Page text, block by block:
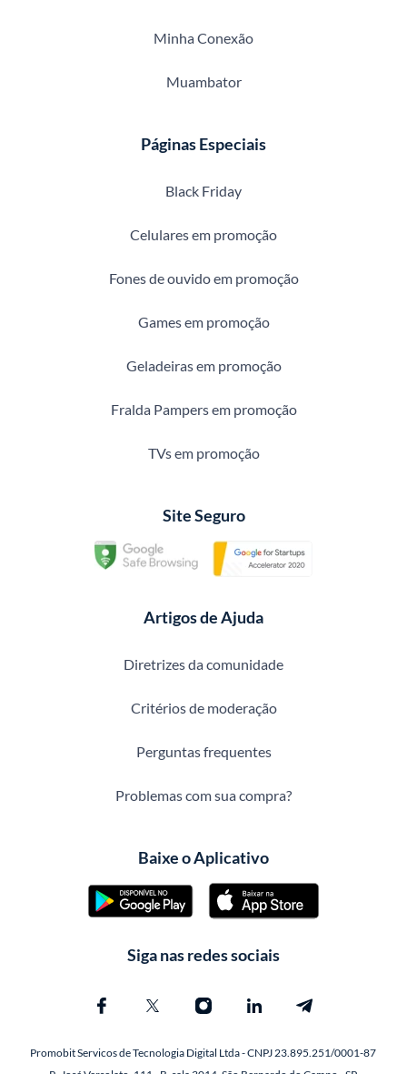
Minha Conexão
Muambator
Páginas Especiais
Black Friday
Celulares em promoção
Fones de ouvido em promoção
Games em promoção
Geladeiras em promoção
Fralda Pampers em promoção
TVs em promoção
Site Seguro
Artigos de Ajuda
Diretrizes da comunidade
Critérios de moderação
Perguntas frequentes
Problemas com sua compra?
Baixe o Aplicativo
Siga nas redes sociais
Promobit Servicos de Tecnologia Digital Ltda - CNPJ 23.895.251/0001-87